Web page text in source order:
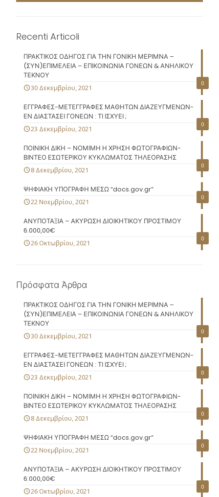
Recenti Articoli
0
ΠΡΑΚΤΙΚΟΣ ΟΔΗΓΟΣ ΓΙΑ ΤΗΝ ΓΟΝΙΚΗ ΜΕΡΙΜΝΑ –
(ΣΥΝ)ΕΠΙΜΕΛΕΙΑ – ΕΠΙΚΟΙΝΩΝΙΑ ΓΟΝΕΩΝ & ΑΝΗΛΙΚΟΥ
ΤΕΚΝΟΥ
30 Δεκεμβρίου, 2021
0
ΕΓΓΡΑΦΕΣ-ΜΕΤΕΓΓΡΑΦΕΣ ΜΑΘΗΤΩΝ ΔΙΑΖΕΥΓΜΕΝΩΝ-
ΕΝ ΔΙΑΣΤΑΣΕΙ ΓΟΝΕΩΝ : ΤΙ ΙΣΧΥΕΙ ;
23 Δεκεμβρίου, 2021
0
ΠΟΙΝΙΚΗ ΔΙΚΗ – ΝΟΜΙΜΗ Η ΧΡΗΣΗ ΦΩΤΟΓΡΑΦΙΩΝ-
ΒΙΝΤΕΟ ΕΣΩΤΕΡΙΚΟΥ ΚΥΚΛΩΜΑΤΟΣ ΤΗΛΕΟΡΑΣΗΣ
8 Δεκεμβρίου, 2021
0
ΨΗΦΙΑΚΗ ΥΠΟΓΡΑΦΗ ΜΕΣΩ “docs.gov.gr”
22 Νοεμβρίου, 2021
0
ΑΝΥΠΟΤΑΞΙΑ – ΑΚΥΡΩΣΗ ΔΙΟΙΚΗΤΙΚΟΥ ΠΡΟΣΤΙΜΟΥ
6.000,00€
26 Οκτωβρίου, 2021
Πρόσφατα Άρθρα
0
ΠΡΑΚΤΙΚΟΣ ΟΔΗΓΟΣ ΓΙΑ ΤΗΝ ΓΟΝΙΚΗ ΜΕΡΙΜΝΑ –
(ΣΥΝ)ΕΠΙΜΕΛΕΙΑ – ΕΠΙΚΟΙΝΩΝΙΑ ΓΟΝΕΩΝ & ΑΝΗΛΙΚΟΥ
ΤΕΚΝΟΥ
30 Δεκεμβρίου, 2021
0
ΕΓΓΡΑΦΕΣ-ΜΕΤΕΓΓΡΑΦΕΣ ΜΑΘΗΤΩΝ ΔΙΑΖΕΥΓΜΕΝΩΝ-
ΕΝ ΔΙΑΣΤΑΣΕΙ ΓΟΝΕΩΝ : ΤΙ ΙΣΧΥΕΙ ;
23 Δεκεμβρίου, 2021
0
ΠΟΙΝΙΚΗ ΔΙΚΗ – ΝΟΜΙΜΗ Η ΧΡΗΣΗ ΦΩΤΟΓΡΑΦΙΩΝ-
ΒΙΝΤΕΟ ΕΣΩΤΕΡΙΚΟΥ ΚΥΚΛΩΜΑΤΟΣ ΤΗΛΕΟΡΑΣΗΣ
8 Δεκεμβρίου, 2021
0
ΨΗΦΙΑΚΗ ΥΠΟΓΡΑΦΗ ΜΕΣΩ “docs.gov.gr”
22 Νοεμβρίου, 2021
0
ΑΝΥΠΟΤΑΞΙΑ – ΑΚΥΡΩΣΗ ΔΙΟΙΚΗΤΙΚΟΥ ΠΡΟΣΤΙΜΟΥ
6.000,00€
26 Οκτωβρίου, 2021